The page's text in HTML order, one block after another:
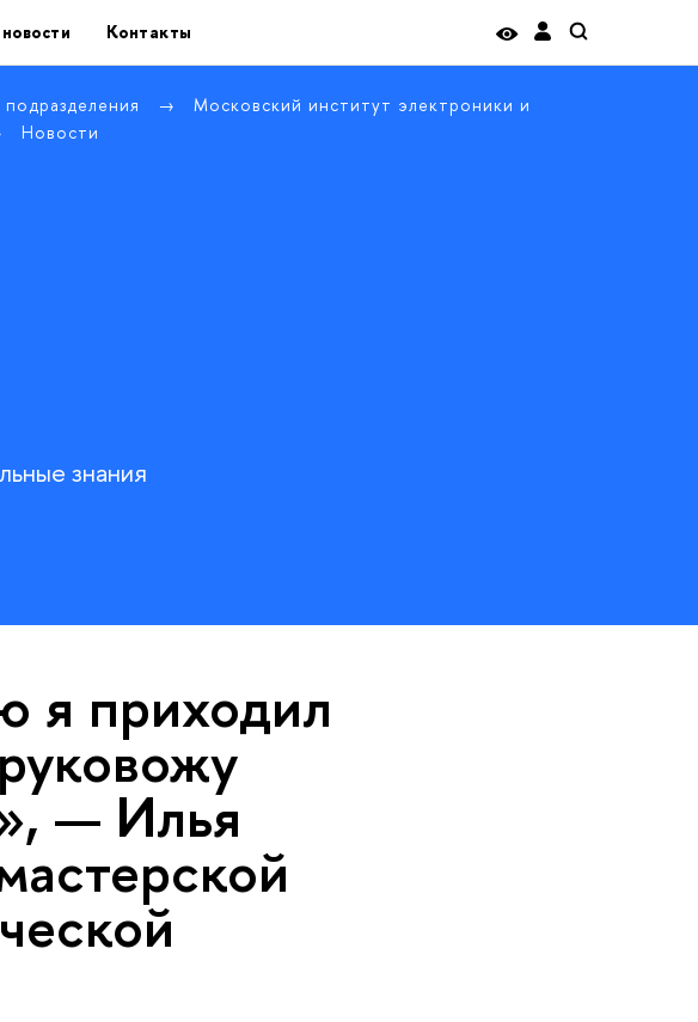
Контакты
Московский институт электроники и
Новости
знания
я приходил
— Илья